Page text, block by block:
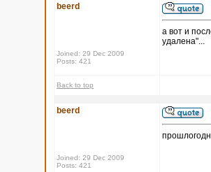
beerd
Joined: 29 Dec 2009
Posts: 421
а вот и
удалена"...
Back to top
beerd
Joined: 29 Dec 2009
Posts: 421